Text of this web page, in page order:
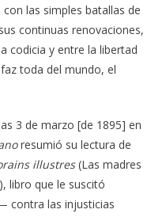
las simples batallas de
continuas renovaciones,
codicia y entre la libertad
toda del mundo, el
3 de marzo [de 1895] en
resumió su lectura de
illustres(Las madres
libro que le suscitó
contra las injusticias